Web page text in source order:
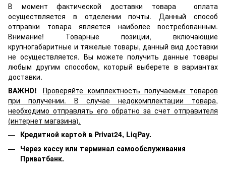
В момент фактической доставки товара оплата
осуществляется в отделении почты. Данный способ
отправки товара является наиболее востребованным.
Внимание! Товарные позиции, включающие
крупногабаритные и тяжелые товары, данный вид доставки
не осуществляется. Вы можете получить данные товары
любым другим способом, который выберете в вариантах
доставки.
ВАЖНО!
Проверяйте комплектность получаемых товаров
при получении. В случае недокомплектации товара,
необходимо отправлять его обратно за счет отправителя
(интернет магазина).
Кредитной картой в Privat24, LiqPay.
Через кассу или терминал самообслуживания
Приватбанк.